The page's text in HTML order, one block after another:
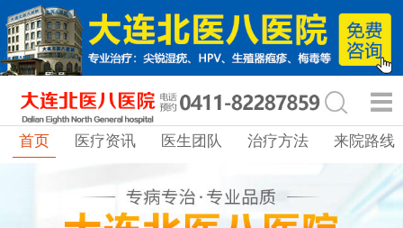
首页 医疗资讯 医生团队 治疗方法 来院路线